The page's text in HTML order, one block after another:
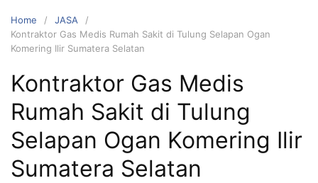
Home
JASA
Kontraktor Gas Medis Rumah Sakit di Tulung Selapan Ogan
Komering Ilir Sumatera Selatan
Kontraktor Gas Medis
Rumah Sakit di Tulung
Selapan Ogan Komering Ilir
Sumatera Selatan